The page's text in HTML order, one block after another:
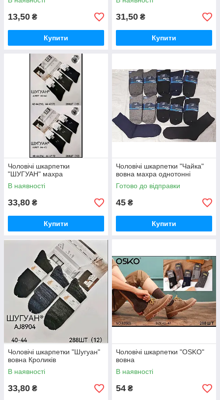
13,50 ₴
Купити
31,50 ₴
Купити
Чоловічі шкарпетки
"ШУГУАН" махра
В наявності
33,80 ₴
Купити
Чоловічі шкарпетки "Чайка"
вовна махра однотонні
Готово до відправки
45 ₴
Купити
Чоловічі шкарпетки "Шугуан"
вовна Кроликів
В наявності
33,80 ₴
Чоловічі шкарпетки "OSKO"
вовна
В наявності
54 ₴